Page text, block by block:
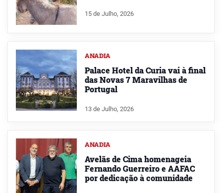
15 de Julho, 2026
ANADIA
Palace Hotel da Curia vai à final
das Novas 7 Maravilhas de
Portugal
13 de Julho, 2026
ANADIA
Avelãs de Cima homenageia
Fernando Guerreiro e AAFAC
por dedicação à comunidade